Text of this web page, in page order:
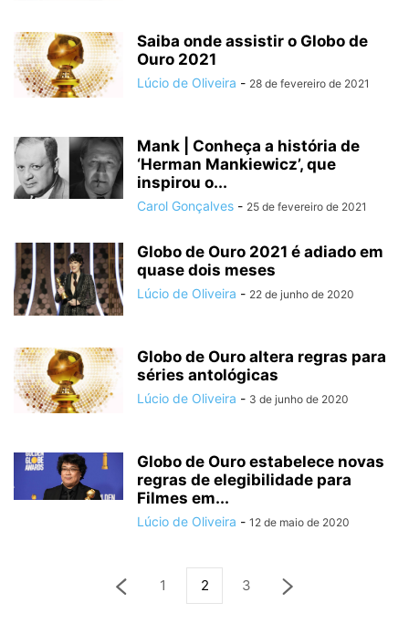
Saiba onde assistir o Globo de
Ouro 2021
Lúcio de Oliveira - 28 de fevereiro de 2021
Mank | Conheça a história de
‘Herman Mankiewicz’, que
inspirou o...
Carol Gonçalves - 25 de fevereiro de 2021
Globo de Ouro 2021 é adiado em
quase dois meses
Lúcio de Oliveira - 22 de junho de 2020
Globo de Ouro altera regras para
séries antológicas
Lúcio de Oliveira - 3 de junho de 2020
Globo de Ouro estabelece novas
regras de elegibilidade para
Filmes em...
Lúcio de Oliveira - 12 de maio de 2020
1 2 3